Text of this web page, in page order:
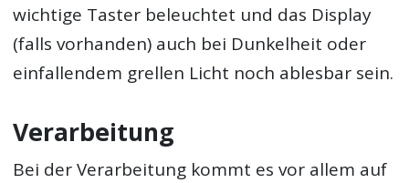
wichtige Taster beleuchtet und das Display
(falls vorhanden) auch bei Dunkelheit oder
einfallendem grellen Licht noch ablesbar sein.
Verarbeitung
Bei der Verarbeitung kommt es vor allem auf